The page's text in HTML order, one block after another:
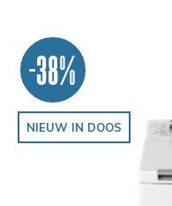
-38%
NIEUW IN DOOS